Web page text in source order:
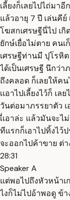
เลี้ยงก็เลยไปไถ่มา
แล้วอายุ 7 ปี เล่นคี
โฆสกเศรษฐีนี่ไป เกิ
ยักษ์เยื่อไม่ตาย คนเ
เศรษฐีท่านมี ปุโรหิ
ได้เป็นเศรษฐี นึกว่
ถึงคลอด ก็เลยให้ค
เเอาไปเลี้ยงไว้ก็ เ
วันต่อมาภรรยาตัว
เี่เอาล่ะ แล้วมันจะไ
ทีแรกก็เอาไปทิ้งไว้
จะออกไปค้าขาย ต่
28:31
Speaker A
แต่พอไปถึงหัวหน้าเ
ไงก็ไม่ไปอ้าพอดู ข้า